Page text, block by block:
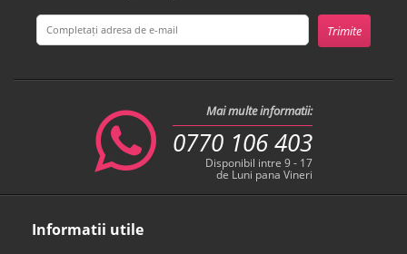
Informatii utile
Mai multe informatii:
0770 106 403
Disponibil intre 9 - 17
de Luni pana Vineri